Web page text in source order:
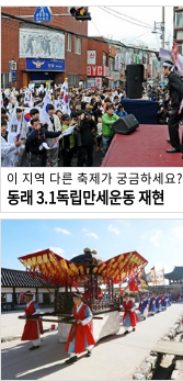
이 지역 다른 축제가 궁금하세요?
동래 3.1독립만세운동 재현